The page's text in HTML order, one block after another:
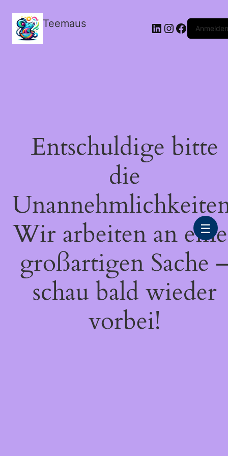
Teemaus LinkedIn
Instagram
FacebookAnmelden
Entschuldige bitte
die
Wir arbeiten an
großartigen Sache
schau bald wieder
vorbei!
☰